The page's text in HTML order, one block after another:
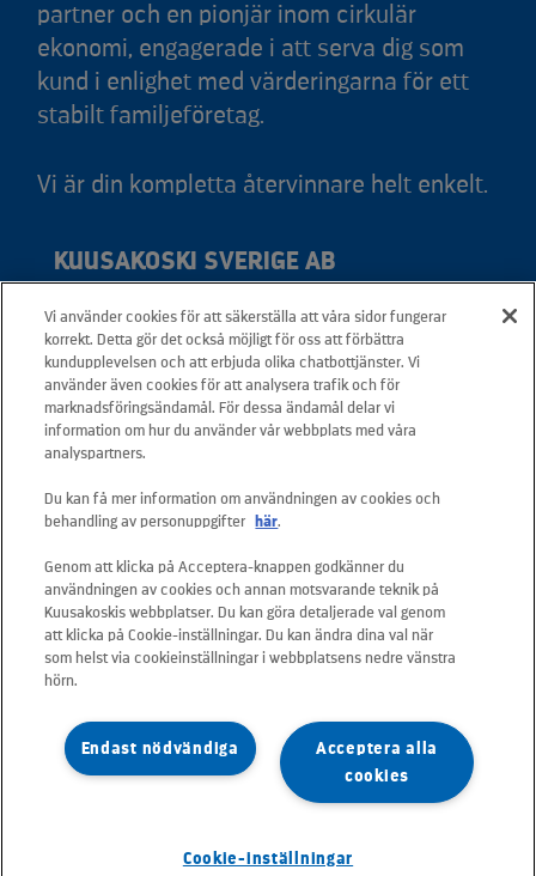
partner och en pionjär inom cirkulär
ekonomi, engagerade i att serva dig som
kund i enlighet med värderingarna för ett
stabilt familjeföretag.
Vi är din kompletta återvinnare helt enkelt.
KUUSAKOSKI SVERIGE AB
Adress: Svedjevägen 6, 931 36 Skellefteå
Telefon: +46 20 566 566
Mail:info.sverige@kuusakoski.com
Måndag-fredag: 08.00 - 16.00
SNABBLÄNKAR
Kontakta oss
Våra tjänster
Jobba hos oss
Dataskydd och informationssäkerhet
Vi använder cookies för att säkerställa att våra sidor fungerar
korrekt. Detta gör det också möjligt för oss att förbättra
kundupplevelsen och att erbjuda olika chatbottjänster. Vi
använder även cookies för att analysera trafik och för
marknadsföringsändamål. För dessa ändamål delar vi
information om hur du använder vår webbplats med våra
analyspartners.
Du kan få mer information om användningen av cookies och
behandling av personuppgifter
här.
Genom att klicka på Acceptera-knappen godkänner du
användningen av cookies och annan motsvarande teknik på
Kuusakoskis webbplatser. Du kan göra detaljerade val genom
att klicka på Cookie-inställningar. Du kan ändra dina val när
som helst via cookieinställningar i webbplatsens nedre vänstra
hörn.
Acceptera alla
cookies
Endast nödvändiga
Cookie-inställningar